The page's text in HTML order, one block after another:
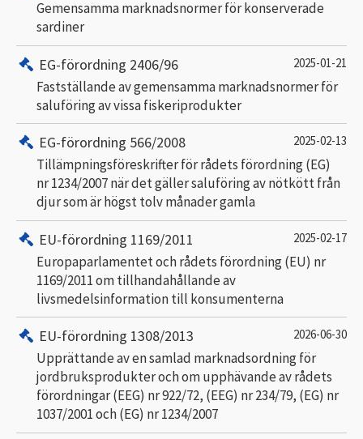
Gemensamma marknadsnormer för konserverade
sardiner
EG-förordning 2406/96 2025-01-21
Fastställande av gemensamma marknadsnormer för
saluföring av vissa fiskeriprodukter
EG-förordning 566/2008 2025-02-13
Tillämpningsföreskrifter för rådets förordning (EG)
nr 1234/2007 när det gäller saluföring av nötkött från
djur som är högst tolv månader gamla
EU-förordning 1169/2011 2025-02-17
Europaparlamentet och rådets förordning (EU) nr
1169/2011 om tillhandahållande av
livsmedelsinformation till konsumenterna
EU-förordning 1308/2013 2026-06-30
Upprättande av en samlad marknadsordning för
jordbruksprodukter och om upphävande av rådets
förordningar (EEG) nr 922/72, (EEG) nr 234/79, (EG) nr
1037/2001 och (EG) nr 1234/2007